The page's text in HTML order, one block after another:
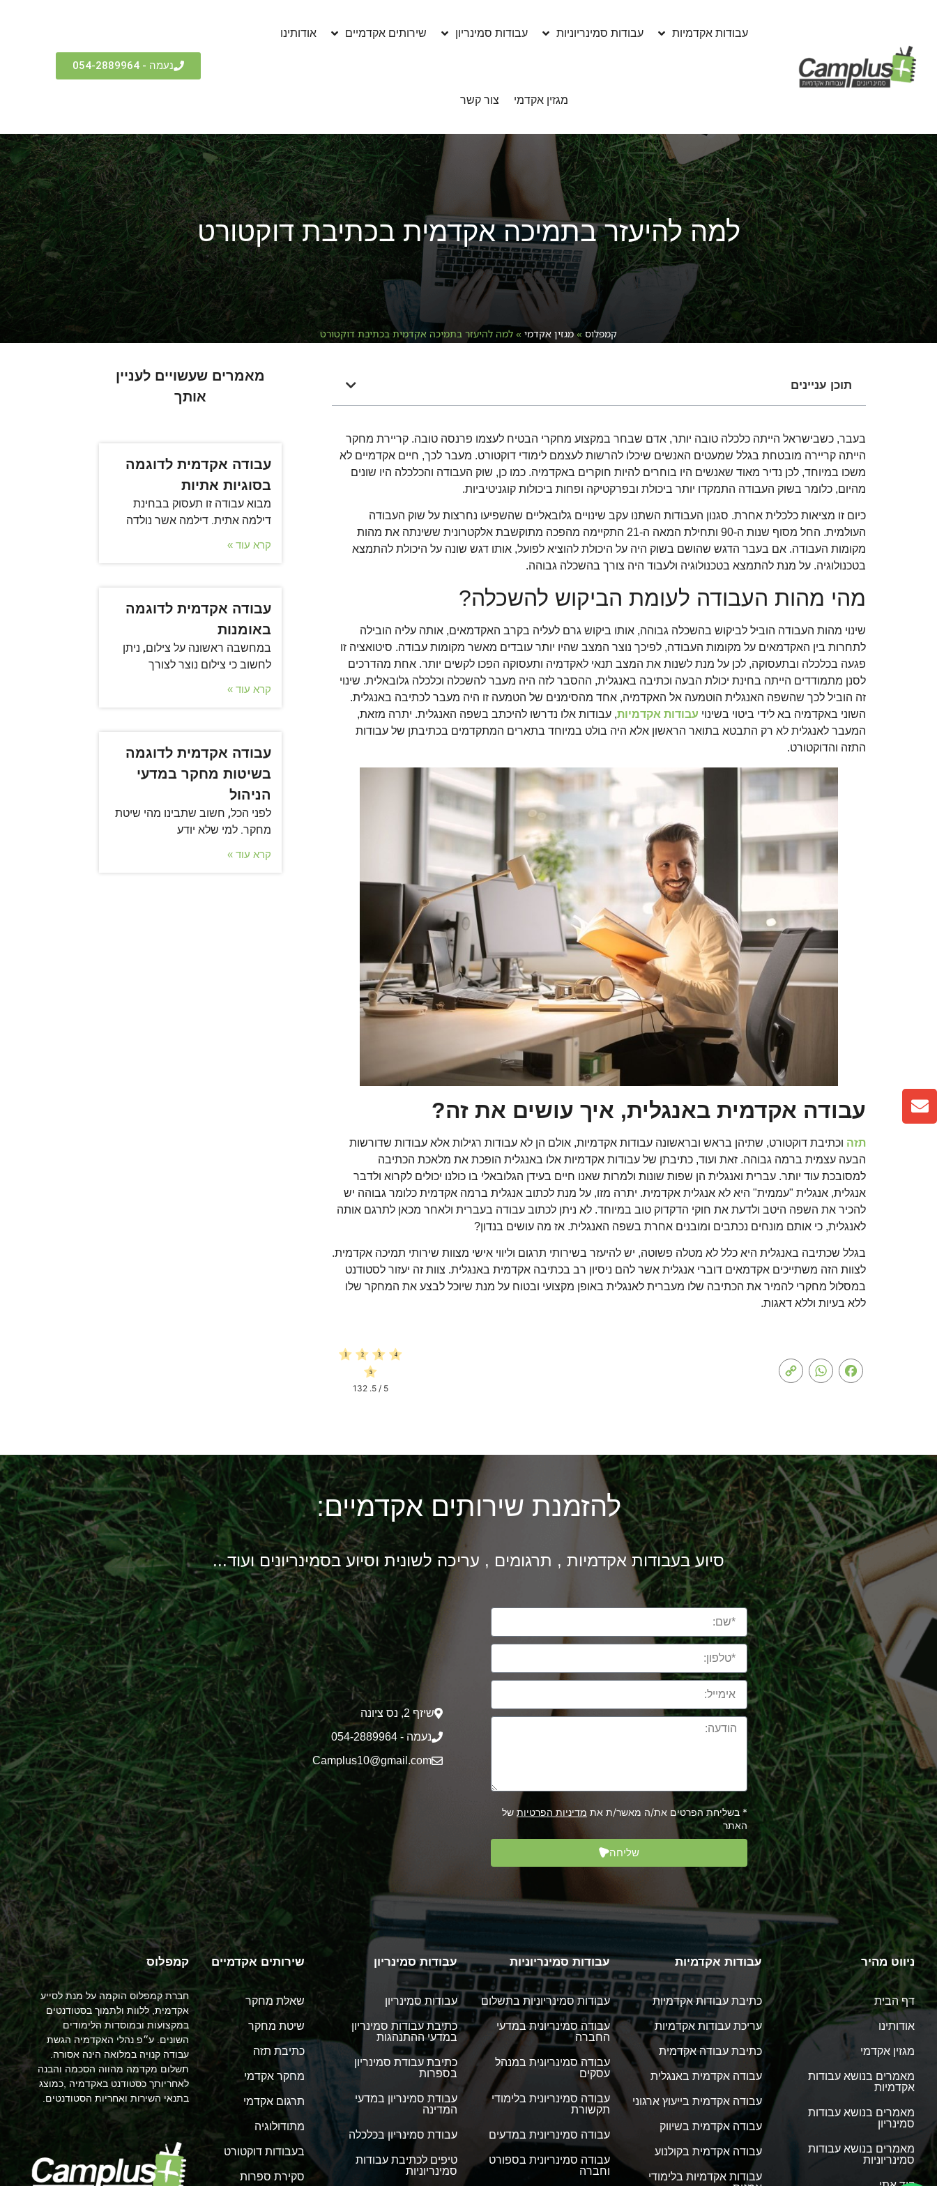
עבודות אקדמיות עבודות סמינריוניות עבודות סמינריון שירותים אקדמיים אודותינו
מגזין אקדמי צור קשר
נעמה - 054-2889964
למה להיעזר בתמיכה אקדמית בכתיבת דוקטורט
קמפלוס »מגזין אקדמי » למה להיעזר בתמיכה אקדמית בכתיבת דוקטורט
תוכן עניינים
בעבר, כשבישראל הייתה כלכלה טובה יותר, אדם שבחר במקצוע מחקרי הבטיח לעצמו פרנסה טובה. קריירת מחקר
הייתה קריירה מובטחת בגלל שמעטים האנשים שיכלו להרשות לעצמם לימודי דוקטורט. מעבר לכך, חיים אקדמיים לא
משכו במיוחד, לכן נדיר מאוד שאנשים היו בוחרים להיות חוקרים באקדמיה. כמו כן, שוק העבודה והכלכלה היו שונים
מהיום, כלומר בשוק העבודה התמקדו יותר ביכולת ובפרקטיקה ופחות ביכולות קוגניטיביות.
כיום זו מציאות כלכלית אחרת. סגנון העבודות השתנו עקב שינויים גלובאליים שהשפיעו נחרצות על שוק העבודה
העולמית. החל מסוף שנות ה-90 ותחילת המאה ה-21 התקיימה מהפכה מתוקשבת אלקטרונית ששינתה את מהות
מקומות העבודה. אם בעבר הדגש שהושם בשוק היה על היכולת להוציא לפועל, אותו דגש שונה על היכולת להתמצא
בטכנולוגיה. על מנת להתמצא בטכנולוגיה ולעבוד היה צורך בהשכלה גבוהה.
מהי מהות העבודה לעומת הביקוש להשכלה?
שינוי מהות העבודה הוביל לביקוש בהשכלה גבוהה, אותו ביקוש גרם לעליה בקרב האקדמאים, אותה עליה הובילה
לתחרות בין האקדמאים על מקומות העבודה, לפיכך נוצר המצב שהיו יותר עובדים מאשר מקומות עבודה. סיטואציה זו
פגעה בכלכלה ובתעסוקה, לכן על מנת לשנות את המצב תנאי לאקדמיה ותעסוקה הפכו לקשים יותר. אחת מהדרכים
לסנן מתמודדים הייתה בחינת יכולת הבעה וכתיבה באנגלית, ההסבר לזה היה מעבר להשכלה וכלכלה גלובאלית. שינוי
זה הוביל לכך שהשפה האנגלית הוטמעה אל האקדמיה, אחד מהסימנים של הטמעה זו היה מעבר לכתיבה באנגלית.
השוני באקדמיה בא לידי ביטוי בשינוי עבודות אקדמיות, עבודות אלו נדרשו להיכתב בשפה האנגלית. יתרה מזאת,
המעבר לאנגלית לא רק התבטא בתואר הראשון אלא היה בולט במיוחד בתארים המתקדמים בכתיבתן של עבודות
התזה והדוקטורט.
עבודה אקדמית באנגלית, איך עושים את זה?
תזה וכתיבת דוקטורט, שתיהן בראש ובראשונה עבודות אקדמיות, אולם הן לא עבודות רגילות אלא עבודות שדורשות
הבעה עצמית ברמה גבוהה. זאת ועוד, כתיבתן של עבודות אקדמיות אלו באנגלית הופכת את מלאכת הכתיבה
למסובכת עוד יותר. עברית ואנגלית הן שפות שונות ולמרות שאנו חיים בעידן הגלובאלי בו כולנו יכולים לקרוא ולדבר
אנגלית, אנגלית "עממית" היא לא אנגלית אקדמית. יתרה מזו, על מנת לכתוב אנגלית ברמה אקדמית כלומר גבוהה יש
להכיר את השפה היטב ולדעת את חוקי הדקדוק טוב במיוחד. לא ניתן לכתוב עבודה בעברית ולאחר מכאן לתרגם אותה
לאנגלית, כי אותם מונחים נכתבים ומובנים אחרת בשפה האנגלית. אז מה עושים בנדון?
בגלל שכתיבה באנגלית היא כלל לא מטלה פשוטה, יש להיעזר בשירותי תרגום וליווי אישי מצוות שירותי תמיכה אקדמית.
לצוות הזה משתייכים אקדמאים דוברי אנגלית אשר להם ניסיון רב בכתיבה אקדמית באנגלית. צוות זה יעזור לסטודנט
במסלול מחקרי להמיר את הכתיבה שלו מעברית לאנגלית באופן מקצועי ובטוח על מנת שיוכל לבצע את המחקר שלו
ללא בעיות וללא דאגות.
Facebook
WhatsApp
5
/ 5.
132
מאמרים שעשויים לעניין
אותך
עבודה אקדמית לדוגמה
בסוגיות אתיות
מבוא עבודה זו תעסוק בבחינת
דילמה אתית. דילמה אשר נולדה
קרא עוד »
עבודה אקדמית לדוגמה
באומנות
במחשבה ראשונה על צילום, ניתן
לחשוב כי צילום נוצר לצורך
קרא עוד »
עבודה אקדמית לדוגמה
בשיטות מחקר במדעי
הניהול
לפני הכל, חשוב שתבינו מהי שיטת
מחקר. למי שלא יודע
קרא עוד »
להזמנת שירותים אקדמיים:
סיוע בעבודות אקדמיות , תרגומים , עריכה לשונית וסיוע בסמינריונים ועוד...
* בשליחת הפרטים את/ה מאשר/ת את מדיניות הפרטיות של
האתר
שליחה
שיזף 2‎, נס ציונה
נעמה - 054-2889964
Camplus10@gmail.com
ניווט מהיר
דף הבית
אודותינו
מגזין אקדמי
מאמרים בנושא עבודות
אקדמיות
מאמרים בנושא עבודות
סמינריון
מאמרים בנושא עבודות
סמינריוניות
עבודות אקדמיות
כתיבת עבודות אקדמיות
עריכת עבודות אקדמיות
כתיבת עבודה אקדמית
עבודה אקדמית באנגלית
עבודה אקדמית בייעוץ ארגוני
עבודה אקדמית בשיווק
עבודה אקדמית בקולנוע
עבודות אקדמיות בלימודי
עבודות סמינריוניות
עבודות סמינריוניות בתשלום
עבודה סמינריונית במדעי
החברה
עבודה סמינריונית במנהל
עסקים
עבודה סמינריונית בלימודי
תקשורת
עבודה סמינריונית במדעים
עבודה סמינריונית בספורט
וחברה
עבודות סמינריון
עבודות סמינריון
כתיבת עבודות סמינריון
במדעי ההתנהגות
כתיבת עבודת סמינריון
בספרות
עבודת סמינריון במדעי
המדינה
עבודת סמינריון בכלכלה
טיפים לכתיבת עבודות
סמינריוניות
שירותים אקדמיים
שאלת מחקר
שיטת מחקר
כתיבת תזה
מחקר אקדמי
תרגום אקדמי
מתודולוגיה
בעבודות דוקטורט
סקירת ספרות
קמפלוס
חברת קמפלוס הוקמה על מנת לסייע
אקדמית, ללוות ולתמוך בסטודנטים
במקצועות ובמוסדות הלימודים
השונים. ע״פ נהלי האקדמיה הגשת
עבודה קנויה במלואה הינה אסורה.
תשלום מקדמה מהווה הסכמה והבנה
לאחריותך כסטודנט באקדמיה ,כמוצג
בתנאי השירות ואחריות הסטודנטים.